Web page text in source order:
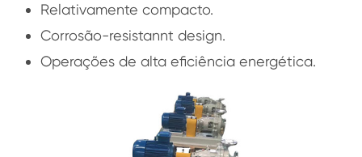
Relativamente compacto.
Corrosão-resistannt design.
Operações de alta eficiência energética.